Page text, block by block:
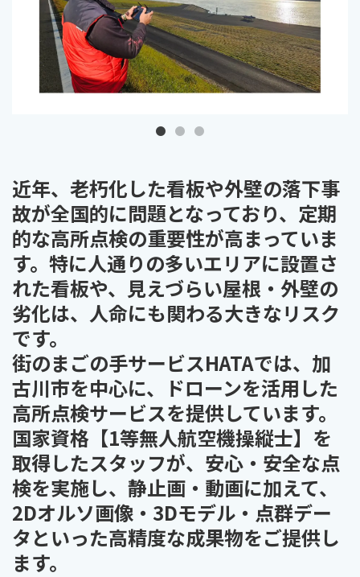
近年、老朽化した看板や外壁の落下事
故が全国的に問題となっており、定期
的な高所点検の重要性が高まっていま
す。特に人通りの多いエリアに設置さ
れた看板や、見えづらい屋根・外壁の
劣化は、人命にも関わる大きなリスク
です。
街のまごの手サービスHATAでは、 加
古川市を中心に、ドローンを活用した
高所点検サービスを提供しています。
国家資格【1等無人航空機操縦士】を
取得したスタッフが、安心・安全な点
検を実施し、 静止画・動画に加えて、
2Dオルソ画像・3Dモデル・点群デー
タといった高精度な成果物をご提供し
ます。